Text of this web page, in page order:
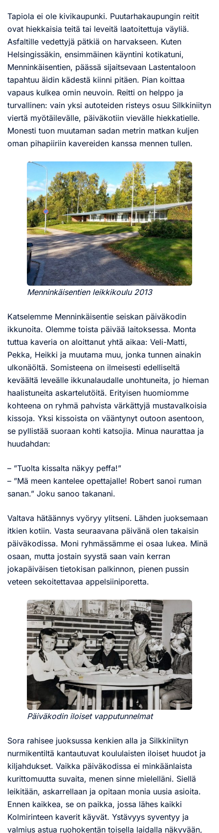
Tapiola ei ole kivikaupunki. Puutarhakaupungin reitit
ovat hiekkaisia teitä tai leveitä laatoitettuja väyliä.
Asfaltille vedettyjä pätkiä on harvakseen. Kuten
Helsingissäkin, ensimmäinen käyntini kotikatuni,
Menninkäisentien, päässä sijaitsevaan Lastentaloon
tapahtuu äidin kädestä kiinni pitäen. Pian koittaa
vapaus kulkea omin neuvoin. Reitti on helppo ja
turvallinen: vain yksi autoteiden risteys osuu Silkkiniityn
viertä myötäilevälle, päiväkotiin vievälle hiekkatielle.
Monesti tuon muutaman sadan metrin matkan kuljen
oman pihapiiriin kavereiden kanssa mennen tullen.
Menninkäisentien leikkikoulu 2013
Katselemme Menninkäisentie seiskan päiväkodin
ikkunoita. Olemme toista päivää laitoksessa. Monta
tuttua kaveria on aloittanut yhtä aikaa: Veli-Matti,
Pekka, Heikki ja muutama muu, jonka tunnen ainakin
ulkonäöltä. Somisteena on ilmeisesti edelliseltä
keväältä leveälle ikkunalaudalle unohtuneita, jo hieman
haalistuneita askartelutöitä. Erityisen huomiomme
kohteena on ryhmä pahvista värkättyjä mustavalkoisia
kissoja. Yksi kissoista on vääntynyt outoon asentoon,
se pyllistää suoraan kohti katsojia. Minua naurattaa ja
huudahdan:
– ”Tuolta kissalta näkyy peffa!”
– ”Mä meen kantelee opettajalle! Robert sanoi ruman
sanan.” Joku sanoo takanani.
Valtava hätäännys vyöryy ylitseni. Lähden juoksemaan
itkien kotiin. Vasta seuraavana päivänä olen takaisin
päiväkodissa. Moni ryhmässämme ei osaa lukea. Minä
osaan, mutta jostain syystä saan vain kerran
jokapäiväisen tietokisan palkinnon, pienen pussin
veteen sekoitettavaa appelsiiniporetta.
Päiväkodin iloiset vapputunnelmat
Sora rahisee juoksussa kenkien alla ja Silkkiniityn
nurmikentiltä kantautuvat koululaisten iloiset huudot ja
kiljahdukset. Vaikka päiväkodissa ei minkäänlaista
kurittomuutta suvaita, menen sinne mielelläni. Siellä
leikitään, askarrellaan ja opitaan monia uusia asioita.
Ennen kaikkea, se on paikka, jossa lähes kaikki
Kolmirinteen kaverit käyvät. Ystävyys syventyy ja
valmius astua ruohokentän toisella laidalla näkyvään,